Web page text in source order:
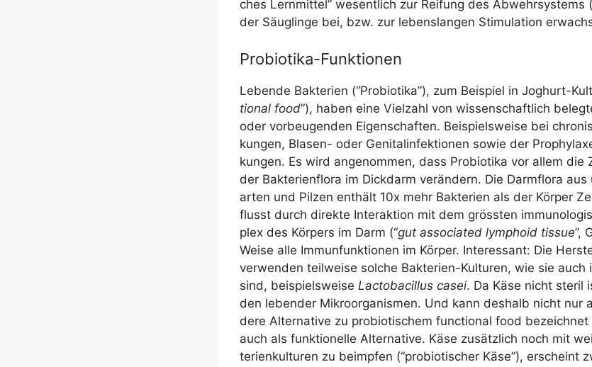
ches Lern­mit­tel” wesent­lich zur Rei­fung des Abwehr­sys­tems
der Säug­lin­ge bei, bzw. zur lebens­lan­gen Sti­mu­la­ti­on
Probiotika-Funktionen
Leben­de Bak­te­ri­en (“Pro­bio­ti­ka”), zum Bei­spiel in Joghurt-
tion­al food”), haben eine Viel­zahl von wis­sen­schaft­lich
oder vor­beu­gen­den Eigen­schaf­ten. Bei­spiels­wei­se bei
kun­gen, Bla­sen- oder Geni­tal­in­fek­tio­nen sowie der
kun­gen. Es wird ange­nom­men, dass Pro­bio­ti­ka vor allem die
der Bak­te­ri­en­flo­ra im Dick­darm ver­än­dern. Die Darm­flo­ra
ar­ten und Pil­zen ent­hält 10x mehr Bak­te­ri­en als der Kör­per
flusst durch direk­te Inter­ak­ti­on mit dem gröss­ten
plex des Kör­pers im Darm (“gut asso­cia­ted lym­pho­id tis­sue”,
Wei­se alle Immun­funk­tio­nen im Kör­per. Inter­es­sant: Die
ver­wen­den teil­wei­se sol­che Bak­te­ri­en-Kul­tu­ren, wie sie auch
sind, bei­spiels­wei­se Lac­to­ba­cil­lus cas­ei. Da Käse nicht
den leben­der Mikro­or­ga­nis­men. Und kann des­halb nicht nur
de­re Alter­na­ti­ve zu pro­bio­ti­schem func­tion­al food
auch als funk­tio­nel­le Alter­na­ti­ve. Käse zusätz­lich noch mit
te­ri­en­kul­tu­ren zu beimp­fen (“pro­bio­ti­scher Käse”), erscheint